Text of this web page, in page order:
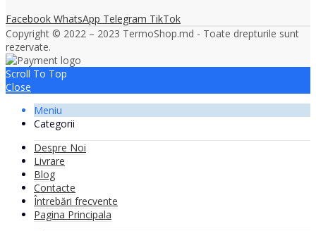
Facebook WhatsApp Telegram TikTok
Copyright © 2022 – 2023 TermoShop.md - Toate drepturile sunt
rezervate.
Scroll To Top
Close
Meniu
Categorii
Despre Noi
Livrare
Blog
Contacte
Întrebări frecvente
Pagina Principala